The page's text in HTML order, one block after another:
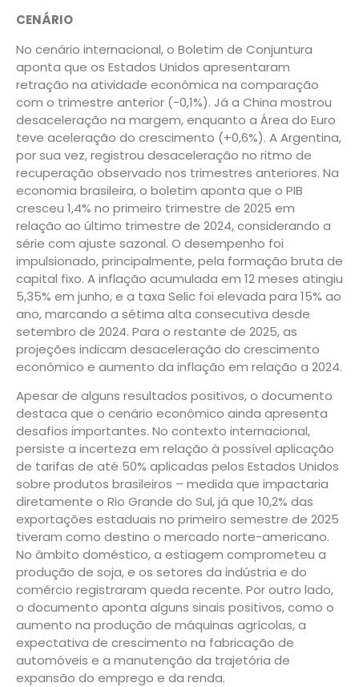
CENÁRIO
No cenário internacional, o Boletim de Conjuntura
aponta que os Estados Unidos apresentaram
retração na atividade econômica na comparação
com o trimestre anterior (-0,1%). Já a China mostrou
desaceleração na margem, enquanto a Área do Euro
teve aceleração do crescimento (+0,6%). A Argentina,
por sua vez, registrou desaceleração no ritmo de
recuperação observado nos trimestres anteriores. Na
economia brasileira, o boletim aponta que o PIB
cresceu 1,4% no primeiro trimestre de 2025 em
relação ao último trimestre de 2024, considerando a
série com ajuste sazonal. O desempenho foi
impulsionado, principalmente, pela formação bruta de
capital fixo. A inflação acumulada em 12 meses atingiu
5,35% em junho, e a taxa Selic foi elevada para 15% ao
ano, marcando a sétima alta consecutiva desde
setembro de 2024. Para o restante de 2025, as
projeções indicam desaceleração do crescimento
econômico e aumento da inflação em relação a 2024.
Apesar de alguns resultados positivos, o documento
destaca que o cenário econômico ainda apresenta
desafios importantes. No contexto internacional,
persiste a incerteza em relação à possível aplicação
de tarifas de até 50% aplicadas pelos Estados Unidos
sobre produtos brasileiros – medida que impactaria
diretamente o Rio Grande do Sul, já que 10,2% das
exportações estaduais no primeiro semestre de 2025
tiveram como destino o mercado norte-americano.
No âmbito doméstico, a estiagem comprometeu a
produção de soja, e os setores da indústria e do
comércio registraram queda recente. Por outro lado,
o documento aponta alguns sinais positivos, como o
aumento na produção de máquinas agrícolas, a
expectativa de crescimento na fabricação de
automóveis e a manutenção da trajetória de
expansão do emprego e da renda.